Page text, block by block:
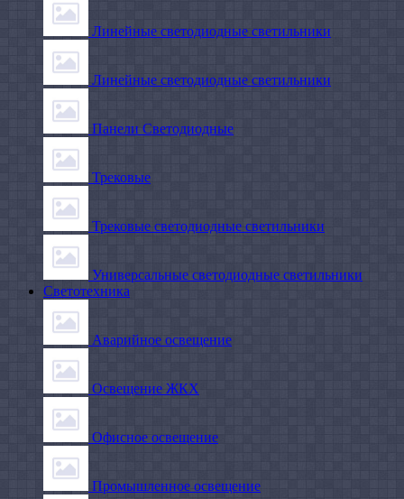
Линейные светодиодные светильники
Линейные светодиодные светильники
Панели Светодиодные
Трековые
Трековые светодиодные светильники
Универсальные светодиодные светильники
Светотехника
Аварийное освещение
Освещение ЖКХ
Офисное освещение
Промышленное освещение